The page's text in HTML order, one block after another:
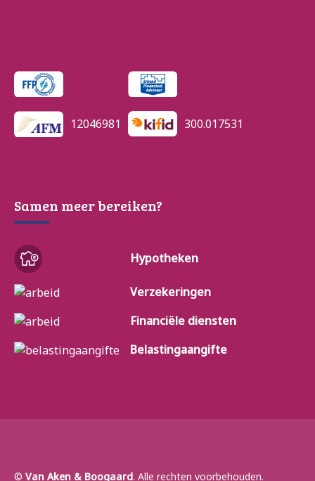
12046981 300.017531
Samen meer bereiken?
Hypotheken
Verzekeringen
Financiële diensten
Belastingaangifte
© Van Aken & Boogaard. Alle rechten voorbehouden.